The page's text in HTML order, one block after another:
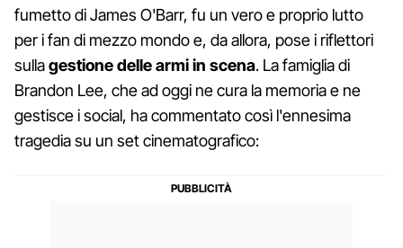
fumetto di James O'Barr, fu un vero e proprio lutto
per i fan di mezzo mondo e, da allora, pose i riflettori
sullagestione delle armi in scena. La famiglia di
Brandon Lee, che ad oggi ne cura la memoria e ne
gestisce i social, ha commentato così l'ennesima
tragedia su un set cinematografico: